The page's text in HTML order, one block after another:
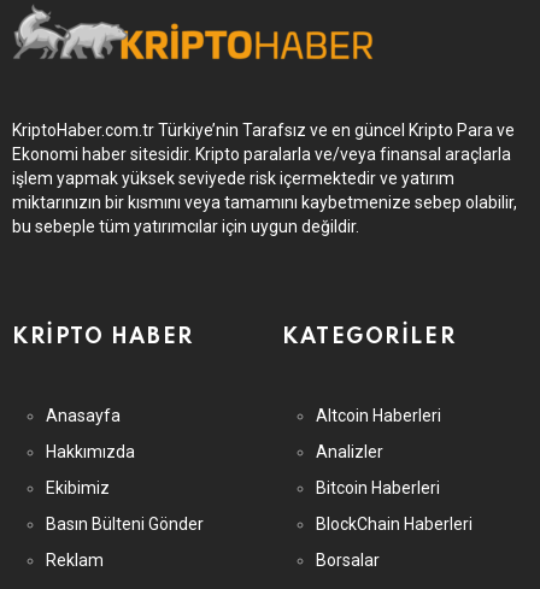
KriptoHaber.com.tr Türkiye’nin Tarafsız ve en güncel Kripto Para ve
Ekonomi haber sitesidir. Kripto paralarla ve/veya finansal araçlarla
işlem yapmak yüksek seviyede risk içermektedir ve yatırım
miktarınızın bir kısmını veya tamamını kaybetmenize sebep olabilir,
bu sebeple tüm yatırımcılar için uygun değildir.
KRIPTO HABER
Anasayfa
Hakkımızda
Ekibimiz
Basın Bülteni Gönder
Reklam
KATEGORILER
Altcoin Haberleri
Analizler
Bitcoin Haberleri
BlockChain Haberleri
Borsalar